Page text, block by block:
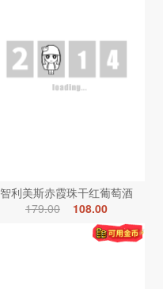
智利美斯赤霞珠干红葡萄酒
179.00
108.00